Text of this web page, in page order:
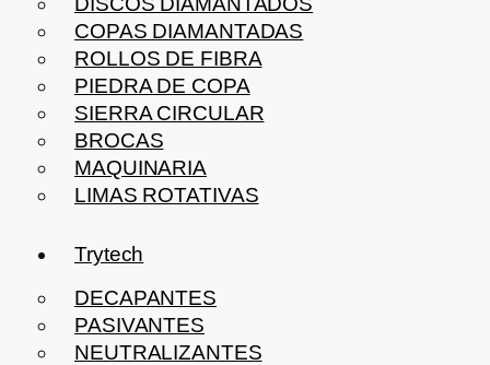
COPAS DIAMANTADAS
ROLLOS DE FIBRA
PIEDRA DE COPA
SIERRA CIRCULAR
BROCAS
MAQUINARIA
LIMAS ROTATIVAS
Trytech
DECAPANTES
PASIVANTES
NEUTRALIZANTES